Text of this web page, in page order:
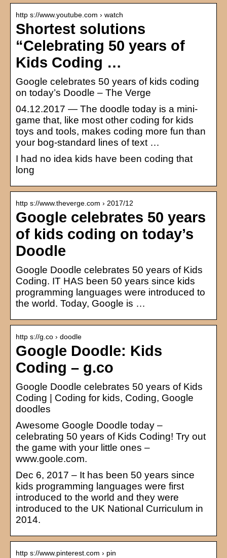
http s://www.youtube.com › watch
Shortest solutions
“Celebrating 50 years of
Kids Coding …
Google celebrates 50 years of kids coding
on today’s Doodle – The Verge
04.12.2017 — The doodle today is a mini-
game that, like most other coding for kids
toys and tools, makes coding more fun than
your bog-standard lines of text …
I had no idea kids have been coding that
long
http s://www.theverge.com › 2017/12
Google celebrates 50 years
of kids coding on today’s
Doodle
Google Doodle celebrates 50 years of Kids
Coding. IT HAS been 50 years since kids
programming languages were introduced to
the world. Today, Google is …
http s://g.co › doodle
Google Doodle: Kids
Coding – g.co
Google Doodle celebrates 50 years of Kids
Coding | Coding for kids, Coding, Google
doodles
Awesome Google Doodle today –
celebrating 50 years of Kids Coding! Try out
the game with your little ones –
www.goole.com.
Dec 6, 2017 – It has been 50 years since
kids programming languages were first
introduced to the world and they were
introduced to the UK National Curriculum in
2014.
http s://www.pinterest.com › pin